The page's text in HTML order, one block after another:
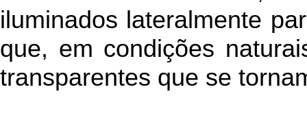
iluminados lateralmente
que, em condições
transparentes que se